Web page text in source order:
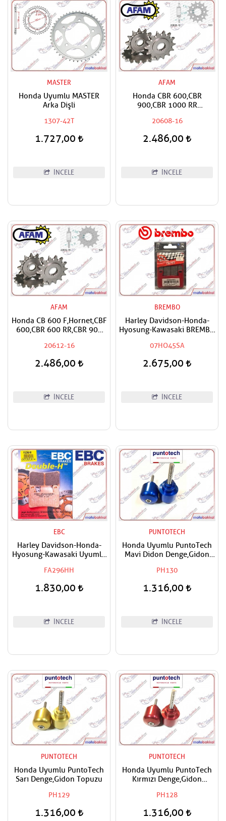
MASTER
Honda Uyumlu MASTER
Arka Dişli
1307-42T
1.727,00
İNCELE
AFAM
Honda CBR 600,CBR
900,CBR 1000 RR
Uyumlu AFAM Ön Dişli
20608-16
2.486,00
İNCELE
AFAM
Honda CB 600 F,Hornet,CBF
600,CBR 600 RR,CBR 900
RR,Fireblade,CRF 1000
Africa Twin,XL 1000 V
Varadero,CMX 1100
20612-16
2.486,00
İNCELE
BREMBO
Harley Davidson-Honda-
Hyosung-Kawasaki BREMBO
Fren Balatası
07HO45SA
2.675,00
İNCELE
EBC
Harley Davidson-Honda-
Hyosung-Kawasaki Uyumlu
Fren Balatası
FA296HH
1.830,00
İNCELE
PUNTOTECH
Honda Uyumlu PuntoTech
Mavi Didon Denge,Gidon
PH130
1.316,00
İNCELE
PUNTOTECH
Honda Uyumlu PuntoTech
Sarı Denge,Gidon Topuzu
PH129
1.316,00
PUNTOTECH
Honda Uyumlu PuntoTech
Kırmızı Denge,Gidon
PH128
1.316,00